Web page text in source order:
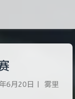
6月20日
雾里